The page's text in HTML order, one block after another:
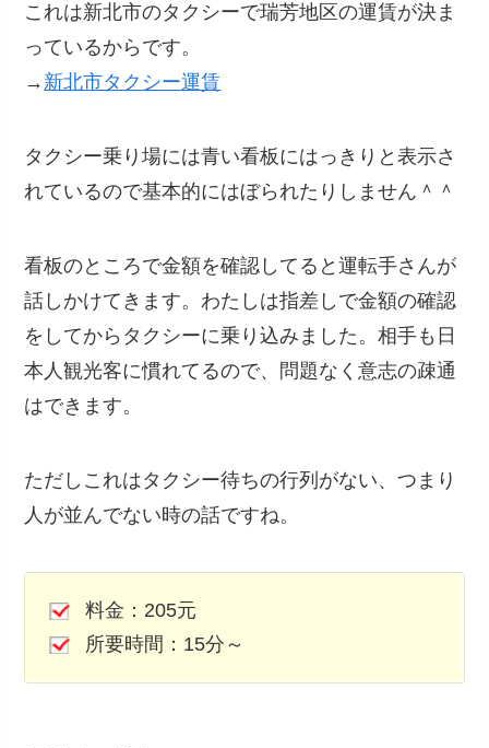
これは新北市のタクシーで瑞芳地区の運賃が決ま
っているからです。
→ 新北市タクシー運賃
タクシー乗り場には青い看板にはっきりと表示さ
れているので基本的にはぼられたりしません＾＾
看板のところで金額を確認してると運転手さんが
話しかけてきます。わたしは指差しで金額の確認
をしてからタクシーに乗り込みました。相手も日
本人観光客に慣れてるので、問題なく意志の疎通
はできます。
ただしこれはタクシー待ちの行列がない、つまり
人が並んでない時の話ですね。
料金：205元
所要時間：15分～